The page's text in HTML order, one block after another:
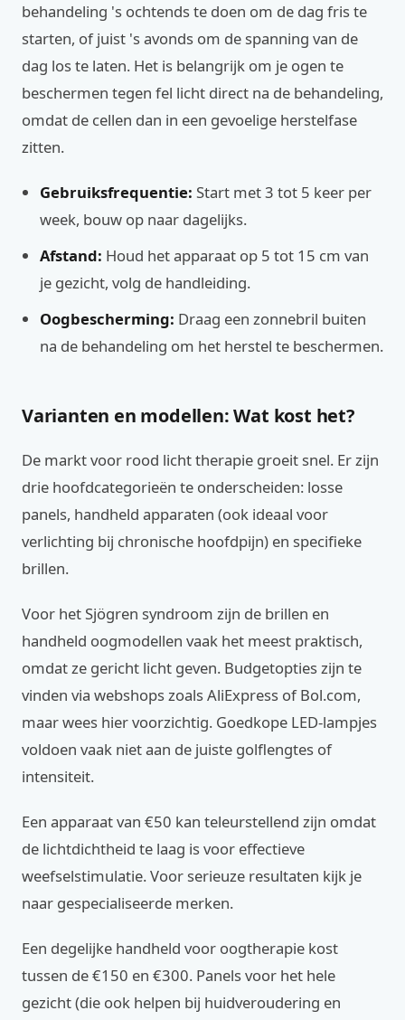
behandeling 's ochtends te doen om de dag fris te
starten, of juist 's avonds om de spanning van de
dag los te laten. Het is belangrijk om je ogen te
beschermen tegen fel licht direct na de behandeling,
omdat de cellen dan in een gevoelige herstelfase
zitten.
Gebruiksfrequentie: Start met 3 tot 5 keer per
week, bouw op naar dagelijks.
Afstand: Houd het apparaat op 5 tot 15 cm van
je gezicht, volg de handleiding.
Oogbescherming: Draag een zonnebril buiten
na de behandeling om het herstel te beschermen.
Varianten en modellen: Wat kost het?
De markt voor rood licht therapie groeit snel. Er zijn
drie hoofdcategorieën te onderscheiden: losse
panels, handheld apparaten (ook ideaal voor
verlichting bij chronische hoofdpijn) en specifieke
brillen.
Voor het Sjögren syndroom zijn de brillen en
handheld oogmodellen vaak het meest praktisch,
omdat ze gericht licht geven. Budgetopties zijn te
vinden via webshops zoals AliExpress of Bol.com,
maar wees hier voorzichtig. Goedkope LED-lampjes
voldoen vaak niet aan de juiste golflengtes of
intensiteit.
Een apparaat van €50 kan teleurstellend zijn omdat
de lichtdichtheid te laag is voor effectieve
weefselstimulatie. Voor serieuze resultaten kijk je
naar gespecialiseerde merken.
Een degelijke handheld voor oogtherapie kost
tussen de €150 en €300. Panels voor het hele
gezicht (die ook helpen bij huidveroudering en